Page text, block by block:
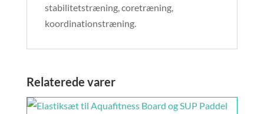
stabilitetstræning, coretræning,
koordinationstræning.
Relaterede varer